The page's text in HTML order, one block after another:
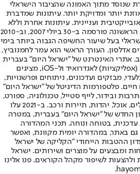
שנוסד מתוך האמונה שהציבור הישראלי
יותר ומדויקת יותר. עיתונות שמדברת
ועניינית. עיתונות אחרת וללא
תשלום. המהדורה המודפסת הראשונה פורסמה ב-30 ביולי 2007, וב-2010
בעל שיעור החשיפה הגבוה ביותר בימי
אדלסון. העורך הראשי הוא עמר לחמנוביץ,
אתרי האינטרנט של "ישראל היום" בעברית
ובאנגלית, כמו כן היישומונים (אפליקציות) לאנדרואיד ול-iOS, מציגים
מבזקים ועדכונים, ניתוחים ופרשנויות,
חיים. פלטפורמות הדיגיטל של "ישראל היום"
ובידור, לייף סטייל, טכנולוגיה, ספורט,
כלכלה וצרכנות, בריאות, חיילים, אוכל, יהדות, תיירות ורכב. ב-2021 עלו
החדש של "ישראל היום" בעברית, במטרה
עדכנית, בטוחה ונוחה. תכני המהדורה
באתר, במהדורה יומית מקוונת, ואפשר
ההטבות הייחודי "הקליקה של ישראל
ומבצעים על מוצרים ושירותים. ישראל
לשיפור מקהל הקוראים. פנו אלינו